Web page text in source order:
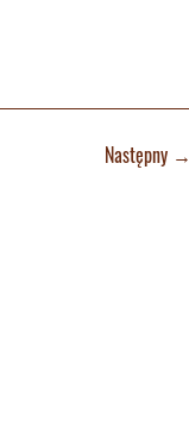
Następny→